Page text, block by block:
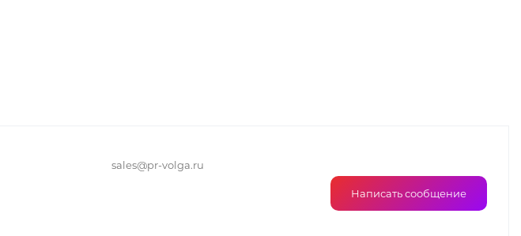
sales@pr-volga.ru
Написать сообщение